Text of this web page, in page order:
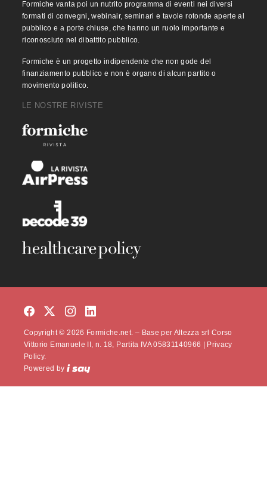
Formiche vanta poi un nutrito programma di eventi nei diversi
formati di convegni, webinair, seminari e tavole rotonde aperte al
pubblico e a porte chiuse, che hanno un ruolo importante e
riconosciuto nel dibattito pubblico.
Formiche è un progetto indipendente che non gode del
finanziamento pubblico e non è organo di alcun partito o
movimento politico.
LE NOSTRE RIVISTE
Copyright © 2026 Formiche.net. – Base per Altezza srl Corso
Vittorio Emanuele II, n. 18, Partita IVA 05831140966 | Privacy
Policy.
Powered by